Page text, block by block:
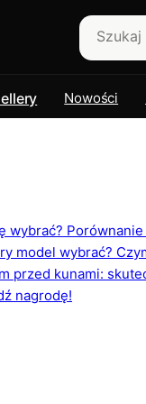
wybrać?
model wybrać?
przed kunami:
nagrodę!
Nowości